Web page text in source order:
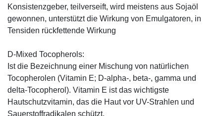
Konsistenzgeber, teilverseift, wird meistens aus Sojaöl
gewonnen, unterstützt die Wirkung von Emulgatoren, in
Tensiden rückfettende Wirkung
D-Mixed Tocopherols:
Ist die Bezeichnung einer Mischung von natürlichen
Tocopherolen (Vitamin E; D-alpha-, beta-, gamma und
delta-Tocopherol). Vitamin E ist das wichtigste
Hautschutzvitamin, das die Haut vor UV-Strahlen und
Sauerstoffradikalen schützt.